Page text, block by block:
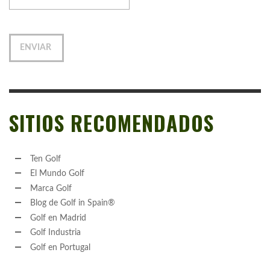
SITIOS RECOMENDADOS
Ten Golf
El Mundo Golf
Marca Golf
Blog de Golf in Spain®
Golf en Madrid
Golf Industria
Golf en Portugal